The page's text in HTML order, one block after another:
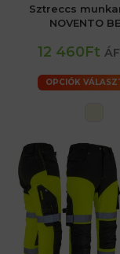
Sztreccs
NOVENTO
12 460Ft
OPCIÓK